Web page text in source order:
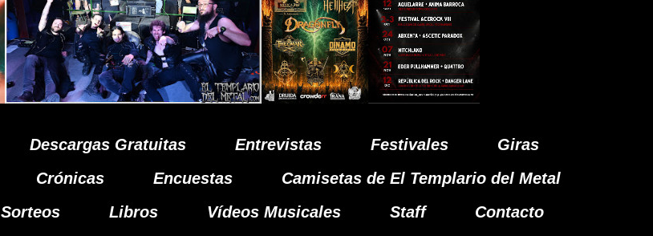
Descargas Gratuitas Entrevistas Festivales
Giras
Crónicas Encuestas
Camisetas de El Templario del Metal
Sorteos Libros Vídeos Musicales Staff
Contacto